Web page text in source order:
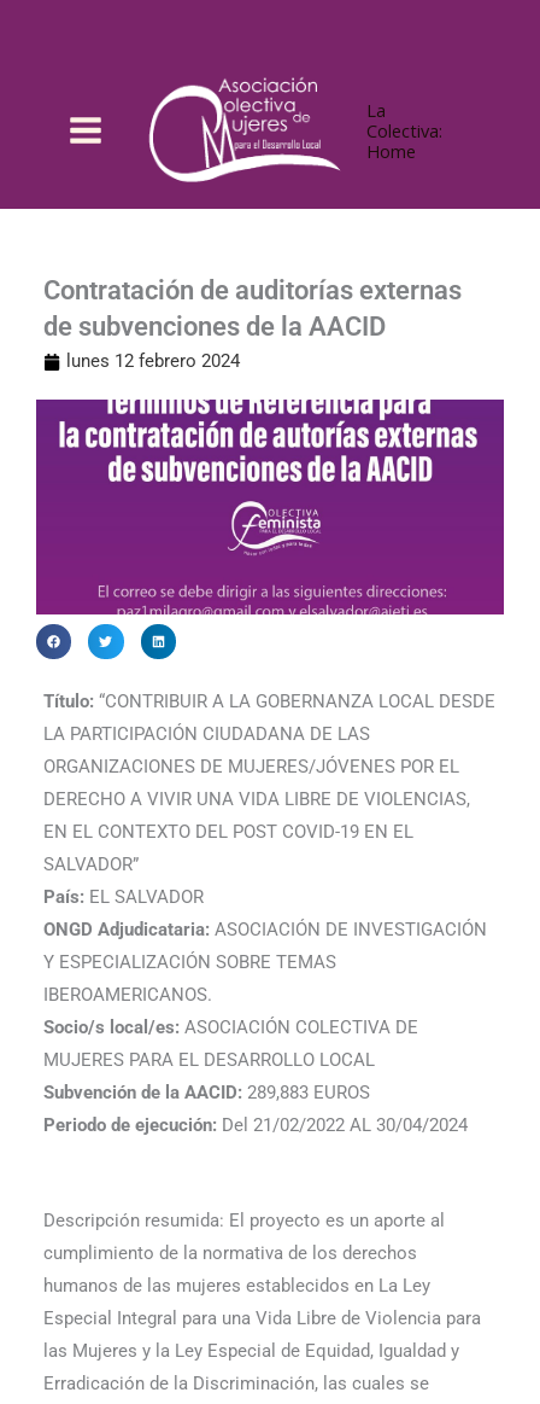
La
Colectiva:
Home
Contratación de auditorías externas
de subvenciones de la AACID
lunes 12 febrero 2024
Título: “CONTRIBUIR A LA GOBERNANZA LOCAL DESDE
LA PARTICIPACIÓN CIUDADANA DE LAS
ORGANIZACIONES DE MUJERES/JÓVENES POR EL
DERECHO A VIVIR UNA VIDA LIBRE DE VIOLENCIAS,
EN EL CONTEXTO DEL POST COVID-19 EN EL
SALVADOR”
País: EL SALVADOR
ONGD Adjudicataria: ASOCIACIÓN DE INVESTIGACIÓN
Y ESPECIALIZACIÓN SOBRE TEMAS
IBEROAMERICANOS.
Socio/s local/es: ASOCIACIÓN COLECTIVA DE
MUJERES PARA EL DESARROLLO LOCAL
Subvención de la AACID: 289,883 EUROS
Periodo de ejecución: Del 21/02/2022 AL 30/04/2024
Descripción resumida: El proyecto es un aporte al
cumplimiento de la normativa de los derechos
humanos de las mujeres establecidos en La Ley
Especial Integral para una Vida Libre de Violencia para
las Mujeres y la Ley Especial de Equidad, Igualdad y
Erradicación de la Discriminación, las cuales se